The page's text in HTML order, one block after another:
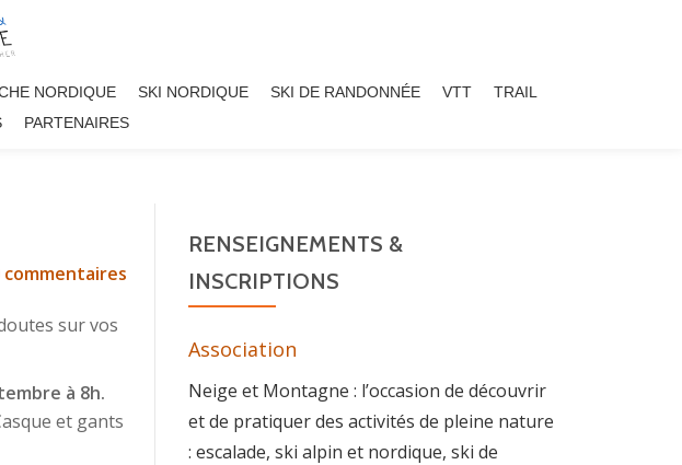
NORDIQUE SKI NORDIQUE SKI DE RANDONNÉE VTT
TRAIL
PARTENAIRES
commentaires
sur vos
à 8h.
et gants
RENSEIGNEMENTS &
INSCRIPTIONS
Association
Neige et Montagne : l’occasion de découvrir
et de pratiquer des activités de pleine nature
: escalade, ski alpin et nordique, ski de